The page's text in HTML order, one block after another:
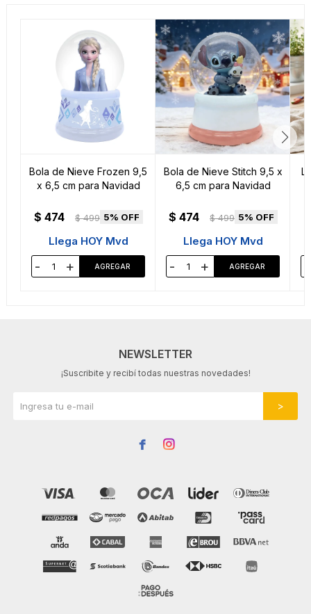
Bola de Nieve Frozen 9,5
x 6,5 cm para Navidad
$ 474 $ 499 5
Llega HOY Mvd
- +
Bola de Nieve Stitch 9,5 x
6,5 cm para Navidad
$ 474 $ 499 5
Llega HOY Mvd
- +
NEWSLETTER
¡Suscribite y recibí todas nuestras novedades!
 